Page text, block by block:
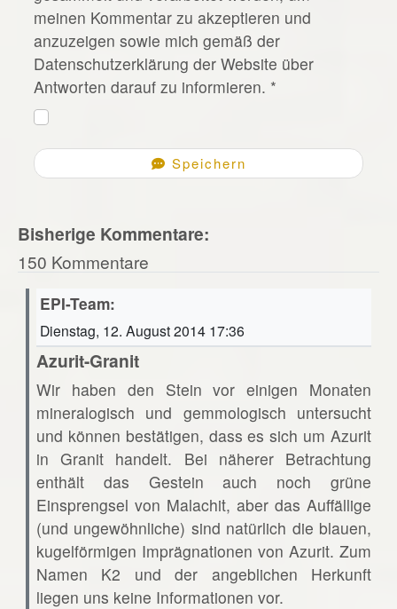
meinen Kommentar zu akzeptieren und
anzuzeigen sowie mich gemäß der
Datenschutzerklärung der Website über
Antworten darauf zu informieren. *
Speichern
Bisherige Kommentare:
150 Kommentare
EPI-Team:
Dienstag, 12. August 2014 17:36
Azurit-Granit
Wir haben den Stein vor einigen Monaten
mineralogisch und gemmologisch untersucht
und können bestätigen, dass es sich um Azurit
in Granit handelt. Bei näherer Betrachtung
enthält das Gestein auch noch grüne
Einsprengsel von Malachit, aber das Auffällige
(und ungewöhnliche) sind natürlich die blauen,
kugelförmigen Imprägnationen von Azurit. Zum
Namen K2 und der angeblichen Herkunft
liegen uns keine Informationen vor.